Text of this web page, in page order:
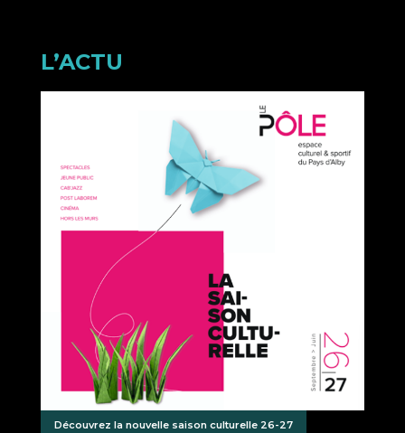
L’ACTU
Découvrez la nouvelle saison culturelle 26-27